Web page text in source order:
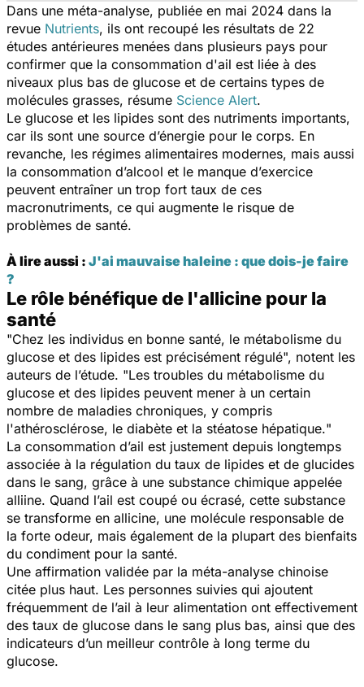
Dans une méta-analyse, publiée en mai 2024 dans la
revue Nutrients, ils ont recoupé les résultats de 22
études antérieures menées dans plusieurs pays pour
confirmer que la consommation d'ail est liée à des
niveaux plus bas de glucose et de certains types de
molécules grasses, résume Science Alert.
Le glucose et les lipides sont des nutriments importants,
car ils sont une source d’énergie pour le corps. En
revanche, les régimes alimentaires modernes, mais aussi
la consommation d’alcool et le manque d’exercice
peuvent entraîner un trop fort taux de ces
macronutriments, ce qui augmente le risque de
problèmes de santé.
À lire aussi : J'ai mauvaise haleine : que dois-je faire
?
Le rôle bénéfique de l'allicine pour la
santé
"Chez les individus en bonne santé, le métabolisme du
glucose et des lipides est précisément régulé", notent les
auteurs de l’étude. "Les troubles du métabolisme du
glucose et des lipides peuvent mener à un certain
nombre de maladies chroniques, y compris
l'athérosclérose, le diabète et la stéatose hépatique."
La consommation d’ail est justement depuis longtemps
associée à la régulation du taux de lipides et de glucides
dans le sang, grâce à une substance chimique appelée
alliine. Quand l’ail est coupé ou écrasé, cette substance
se transforme en allicine, une molécule responsable de
la forte odeur, mais également de la plupart des bienfaits
du condiment pour la santé.
Une affirmation validée par la méta-analyse chinoise
citée plus haut. Les personnes suivies qui ajoutent
fréquemment de l’ail à leur alimentation ont effectivement
des taux de glucose dans le sang plus bas, ainsi que des
indicateurs d’un meilleur contrôle à long terme du
glucose.